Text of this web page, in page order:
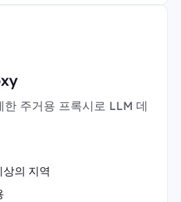
주거용 프록시로 LLM 데
의 지역